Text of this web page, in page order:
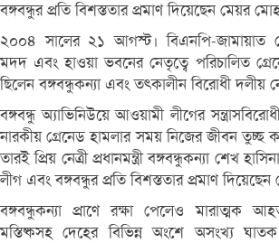
বঙ্গবন্ধুর প্রতি বিশস্ততার প্রমাণ দিয়েছেন মেয়র
২০০৪ সালের ২১ আগস্ট। বিএনপি-জামায়াত
মদদ এবং হাওয়া ভবনের নেতৃত্বে পরিচালিত
ছিলেন বঙ্গবন্ধুকন্যা এবং তৎকালীন বিরোধী দলীয়
বঙ্গবন্ধু অ্যাভিনিউয়ে আওয়ামী লীগের
নারকীয় গ্রেনেড হামলার সময় নিজের জীবন তুচ্ছ
তারই প্রিয় নেত্রী প্রধানমন্ত্রী বঙ্গবন্ধুকন্যা শেখ
লীগ এবং বঙ্গবন্ধুর প্রতি বিশস্ততার প্রমাণ
বঙ্গবন্ধুকন্যা প্রাণে রক্ষা পেলেও মারাত্মক
মস্তিষ্কসহ দেহের বিভিন্ন অংশে অসংখ্য